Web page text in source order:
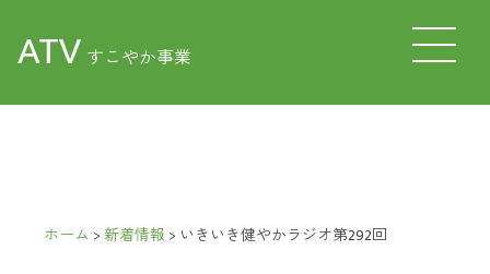
ATV すこやか事業
ホーム >新着情報> いきいき健やかラジオ第292回